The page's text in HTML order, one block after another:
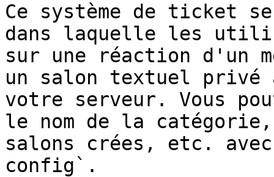
Ce système de ticket
dans laquelle les
sur une réaction d'un
un salon textuel privé
votre serveur. Vous
le nom de la
salons crées, etc.
config`.